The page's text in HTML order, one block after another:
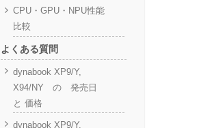
CPU・GPU・NPU性能
比較
よくある質問
dynabook XP9/Y,
X94/NY の 発売日
と 価格
dynabook XP9/Y,